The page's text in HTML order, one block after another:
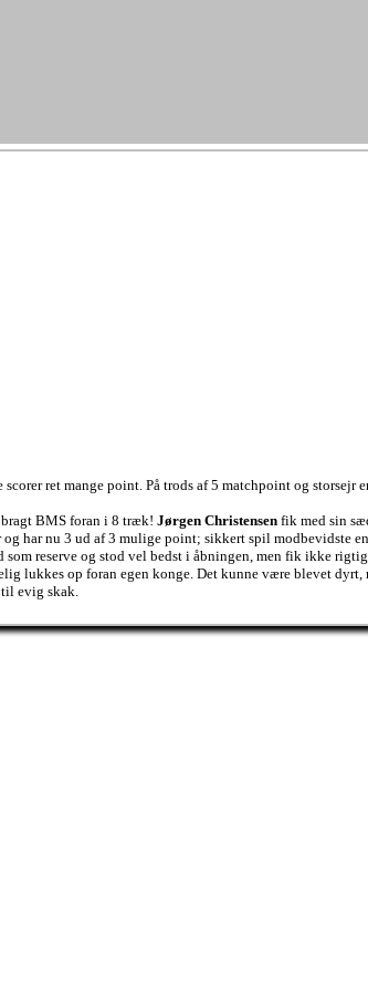
ret mange point. På trods af 5 matchpoint og storsejr
bragt BMS foran i 8 træk! Jørgen Christensen fik med sin
og har nu 3 ud af 3 mulige point; sikkert spil modbevidste
som reserve og stod vel bedst i åbningen, men fik ikke
lukkes op foran egen konge. Det kunne være blevet
til evig skak.